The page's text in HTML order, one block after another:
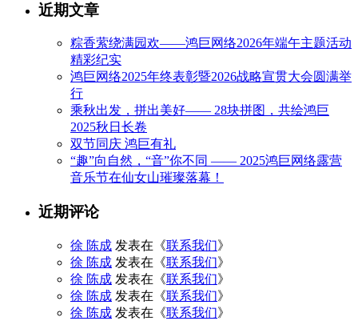
近期文章
粽香萦绕满园欢——鸿巨网络2026年端午主题活动
精彩纪实
鸿巨网络2025年终表彰暨2026战略宣贯大会圆满举
行
乘秋出发，拼出美好—— 28块拼图，共绘鸿巨
2025秋日长卷
双节同庆 鸿巨有礼
“趣”向自然，“音”你不同 —— 2025鸿巨网络露营
音乐节在仙女山璀璨落幕！
近期评论
徐 陈成 发表在《联系我们》
徐 陈成 发表在《联系我们》
徐 陈成 发表在《联系我们》
徐 陈成 发表在《联系我们》
徐 陈成 发表在《联系我们》